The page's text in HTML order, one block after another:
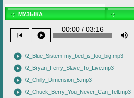
МУЗЫКА
skip_previous play_circle
00:00 / 03:16
volume_up
play_circle /2_Blue_Sistem-my_bed_is_too_big.mp3
play_circle /2_Bryan_Ferry_Slave_To_Live.mp3
play_circle /2_Chilly_Dimension_5.mp3
play_circle /2_Chuck_Berry_You_Never_Can_Tell.mp3